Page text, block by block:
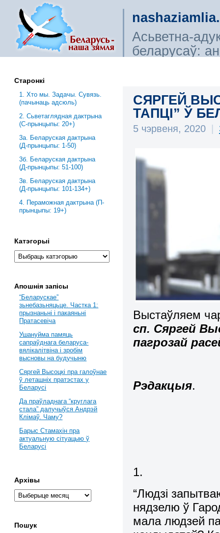
Асьветна-
беларусаў:
СЯРГЕЙ
ТАПЦІ” Ў
5 чэрвеня, 2020 |
Выстаўляем
сп. Сяргей
пагрозай
Рэдакцыя.
1.
“Людзі
нядзелю ў
мала людзей
Старонкі
1. Хто мы. Задачы. Сувязь.
(пачынаць адсюль)
2. Сьветаглядная дактрына
(С-прынцыпы: 20+)
3a. Беларуская дактрына
(Д-прынцыпы: 1-50)
3б. Беларуская дактрына
(Д-прынцыпы: 51-100)
3в. Беларуская дактрына
(Д-прынцыпы: 101-134+)
4. Пераможная дактрына (П-
прынцыпы: 19+)
Катэгорыі
Апошнія запісы
“Беларускае”
зьнебазьняцьце. Частка 1:
прызнаньні і пакаяньні
Пратасевіча
Ушануйма памяць
сапраўднага беларуса-
вялікалітвіна і зробім
высновы на будучыню
Сяргей Высоцкі пра галоўнае
ў леташніх пратэстах у
Беларусі
Да праўладнага “круглага
стала” далучыўся Андрэй
Клімаў. Чаму?
Барыс Стамахін пра
актуальную сітуацыю ў
Беларусі
Архівы
Пошук